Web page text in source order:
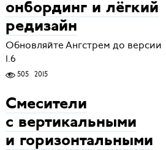
онбординг и лёгкий
редизайн
Обновляйте Ангстрем до версии
1.6
505 2015
Смесители
с вертикальными
и горизонтальными